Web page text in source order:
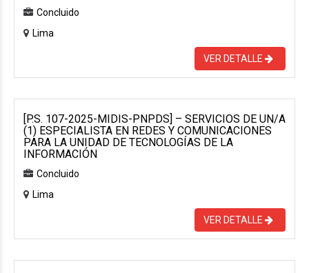
Concluido
Lima
VER DETALLE
[P.S. 107-2025-MIDIS-PNPDS] – SERVICIOS DE UN/A
(1) ESPECIALISTA EN REDES Y COMUNICACIONES
PARA LA UNIDAD DE TECNOLOGÍAS DE LA
INFORMACIÓN
Concluido
Lima
VER DETALLE